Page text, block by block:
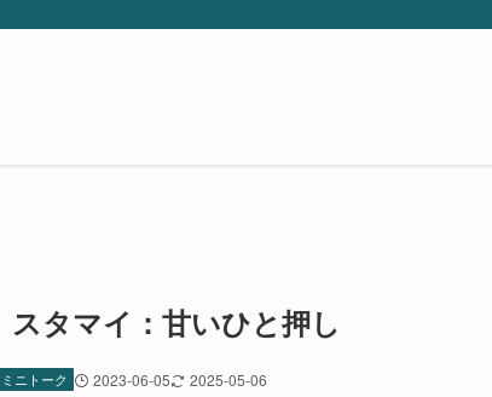
スタマイ：甘いひと押し
ニトーク 2023-06-05 2025-05-06